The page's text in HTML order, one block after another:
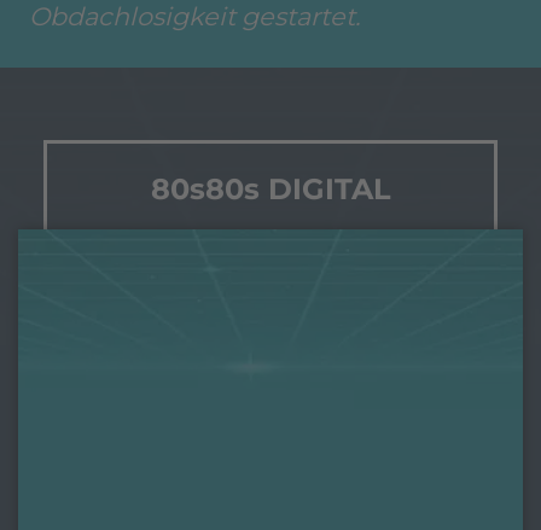
Obdachlosigkeit gestartet.
80s80s DIGITAL